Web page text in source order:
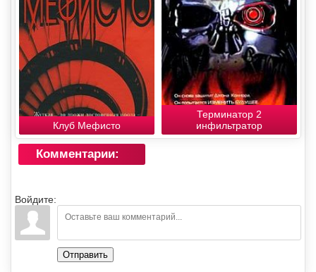
Клуб Мефисто
Терминатор 2
инфильтратор
Комментарии:
Войдите:
Отправить